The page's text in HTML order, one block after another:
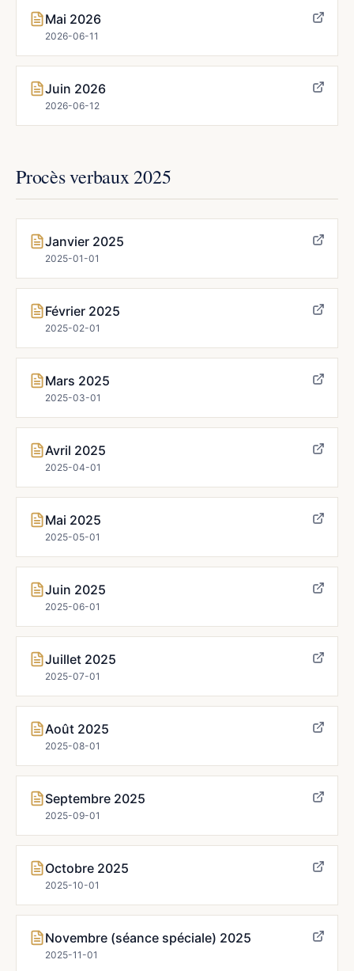
Mai 2026
2026-06-11
Juin 2026
2026-06-12
Procès verbaux 2025
Janvier 2025
2025-01-01
Février 2025
2025-02-01
Mars 2025
2025-03-01
Avril 2025
2025-04-01
Mai 2025
2025-05-01
Juin 2025
2025-06-01
Juillet 2025
2025-07-01
Août 2025
2025-08-01
Septembre 2025
2025-09-01
Octobre 2025
2025-10-01
Novembre (séance spéciale) 2025
2025-11-01